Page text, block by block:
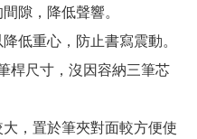
隙，降低聲響。
低重心，防止書寫震動。
桿尺寸，沒因容納三筆芯
，置於筆夾對面較方便使